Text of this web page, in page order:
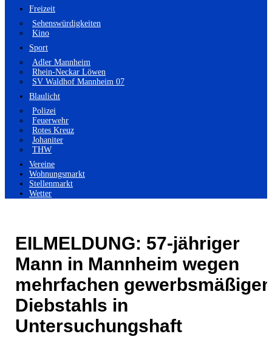
Freizeit
Sehenswürdigkeiten
Kino
Sport
Adler Mannheim
Rhein-Neckar Löwen
SV Waldhof Mannheim 07
Blaulicht
Polizei
Feuerwehr
Rotes Kreuz
Johaniter
THW
Vereine
Wohnungsmarkt
Stellenmarkt
Wetter
EILMELDUNG: 57-jähriger
Mann in Mannheim wegen
mehrfachen gewerbsmäßigen
Diebstahls in
Untersuchungshaft